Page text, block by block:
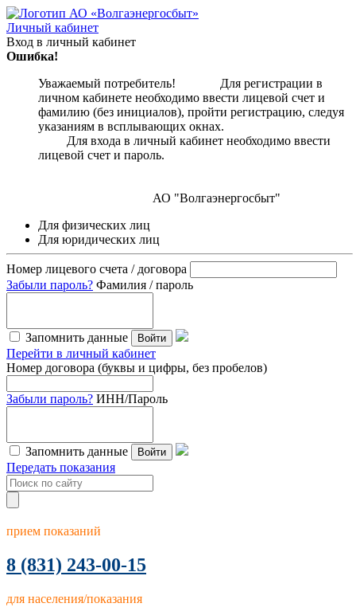
Личный кабинет
Вход в личный кабинет
Ошибка!
Уважаемый потребитель! Для регистрации в
личном кабинете необходимо ввести лицевой счет и
фамилию (без инициалов), пройти регистрацию, следуя
указаниям в всплывающих окнах.
Для входа в личный кабинет необходимо ввести
лицевой счет и пароль.
АО "Волгаэнергосбыт"
Для физических лиц
Для юридических лиц
Номер лицевого счета / договора
Забыли пароль? Фамилия / пароль
Запомнить данные Войти
Перейти в личный кабинет
Номер договора (буквы и цифры, без пробелов)
Забыли пароль? ИНН/Пароль
Запомнить данные Войти
Передать показания
прием показаний
8 (831) 243-00-15
для населения/показания